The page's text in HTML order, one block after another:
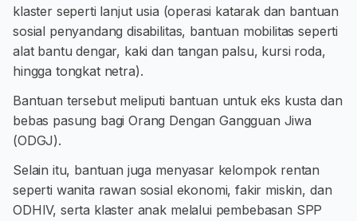
klaster seperti lanjut usia (operasi katarak dan bantuan
sosial penyandang disabilitas, bantuan mobilitas seperti
alat bantu dengar, kaki dan tangan palsu, kursi roda,
hingga tongkat netra).
Bantuan tersebut meliputi bantuan untuk eks kusta dan
bebas pasung bagi Orang Dengan Gangguan Jiwa
(ODGJ).
Selain itu, bantuan juga menyasar kelompok rentan
seperti wanita rawan sosial ekonomi, fakir miskin, dan
ODHIV, serta klaster anak melalui pembebasan SPP